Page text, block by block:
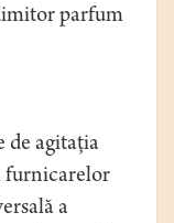
parfum
de agitația
furnicarelor
a